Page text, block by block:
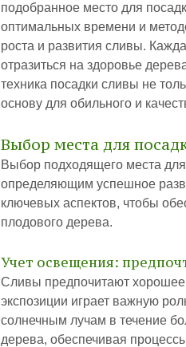
подобранное место для
оптимальных времени и
роста и развития сливы.
отразиться на здоровье
техника посадки сливы не
основу для обильного и
Выбор места для
Выбор подходящего места
определяющим успешное
ключевых аспектов, чтобы
плодового дерева.
Учет освещения:
Сливы предпочитают хорошее
экспозиции играет важную
солнечным лучам в течение
дерева, обеспечивая